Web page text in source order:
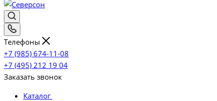
Телефоны
+7 (985) 674-11-08
+7 (495) 212 19 04
Заказать звонок
Каталог